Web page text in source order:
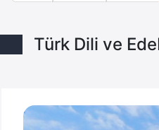
Türk Dili ve